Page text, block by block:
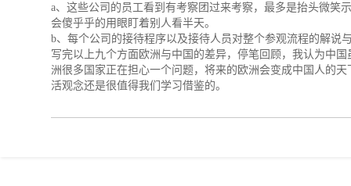
a、这些公司的员工看到有考察团过来考察，最多是抬头微笑
会傻乎乎的用眼盯着别人看半天。
b、每个公司的接待程序以及接待人员对整个参观流程的解说
写完以上九个方面欧洲与中国的差异，停笔回顾，我认为中
洲很多国家正在担心一个问题，将来的欧洲会变成中国人的
活观念还是很值得我们学习借鉴的。